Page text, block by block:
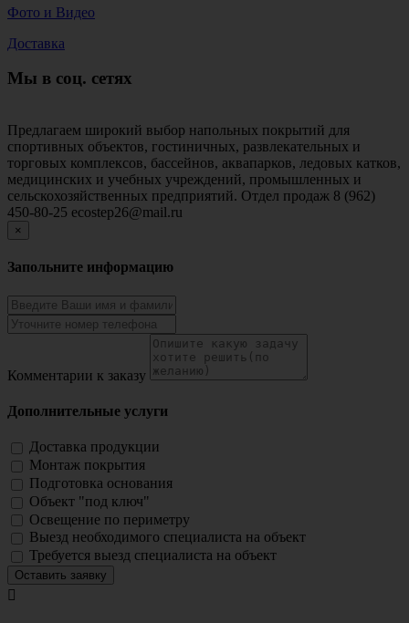
Фото и Видео
Доставка
Мы в соц. сетях
Предлагаем широкий выбор напольных покрытий для
спортивных объектов, гостиничных, развлекательных и
торговых комплексов, бассейнов, аквапарков, ледовых катков,
медицинских и учебных учреждений, промышленных и
сельскохозяйственных предприятий. Отдел продаж 8 (962)
450-80-25 ecostep26@mail.ru
×
Запольните информацию
Комментарии к заказу
Дополнительные услуги
Доставка продукции
Монтаж покрытия
Подготовка основания
Объект "под ключ"
Освещение по периметру
Выезд необходимого специалиста на объект
Требуется выезд специалиста на объект
Оставить заявку
